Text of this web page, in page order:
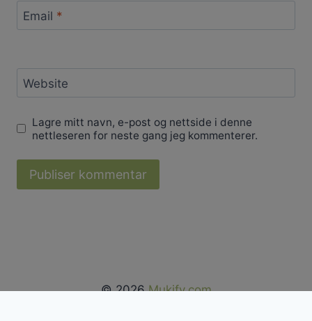
Email *
Website
Lagre mitt navn, e-post og nettside i denne
nettleseren for neste gang jeg kommenterer.
© 2026Mukify.com